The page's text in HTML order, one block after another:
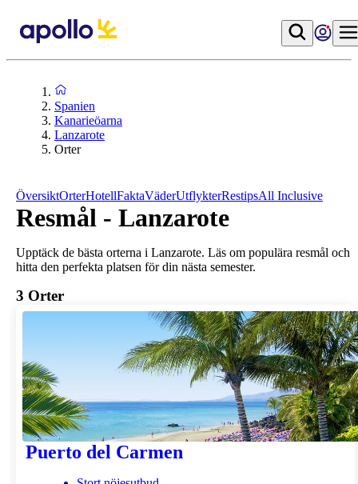
Spanien
Kanarieöarna
Lanzarote
Orter
ÖversiktOrterHotellFaktaVäderUtflykterRestipsAll Inclusive
Resmål - Lanzarote
Upptäck de bästa orterna i Lanzarote. Läs om populära resmål och
hitta den perfekta platsen för din nästa semester.
3 Orter
Puerto del Carmen